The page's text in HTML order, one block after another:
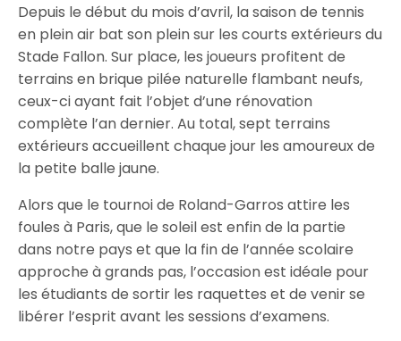
Depuis le début du mois d’avril, la saison de tennis
en plein air bat son plein sur les courts extérieurs du
Stade Fallon. Sur place, les joueurs profitent de
terrains en brique pilée naturelle flambant neufs,
ceux-ci ayant fait l’objet d’une rénovation
complète l’an dernier. Au total, sept terrains
extérieurs accueillent chaque jour les amoureux de
la petite balle jaune.
Alors que le tournoi de Roland-Garros attire les
foules à Paris, que le soleil est enfin de la partie
dans notre pays et que la fin de l’année scolaire
approche à grands pas, l’occasion est idéale pour
les étudiants de sortir les raquettes et de venir se
libérer l’esprit avant les sessions d’examens.